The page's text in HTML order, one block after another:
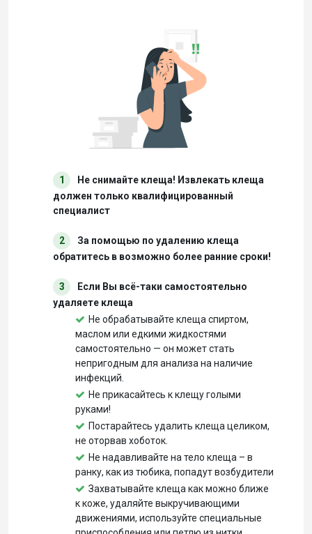
1
Не снимайте клеща! Извлекать клеща
должен только квалифицированный
специалист
2
За помощью по удалению клеща
обратитесь в возможно более ранние сроки!
3
Если Вы всё-таки самостоятельно
удаляете клеща
Не обрабатывайте клеща спиртом,
маслом или едкими жидкостями
самостоятельно — он может стать
непригодным для анализа на наличие
инфекций.
Не прикасайтесь к клещу голыми
руками!
Постарайтесь удалить клеща целиком,
не оторвав хоботок.
Не надавливайте на тело клеща – в
ранку, как из тюбика, попадут возбудители
Захватывайте клеща как можно ближе
к коже, удаляйте выкручивающими
движениями, используйте специальные